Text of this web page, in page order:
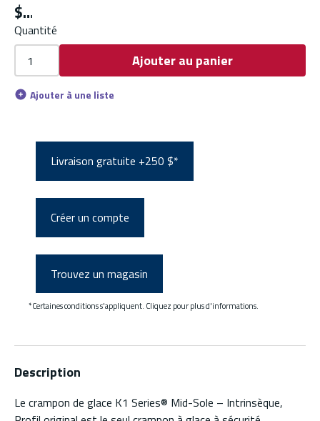
$
Quantité
Ajouter au panier
Ajouter à une liste
Livraison gratuite +250 $*
Créer un compte
Trouvez un magasin
*Certaines conditions s'appliquent. Cliquez pour plus d'informations.
Description
Le crampon de glace K1 Series® Mid-Sole – Intrinsèque,